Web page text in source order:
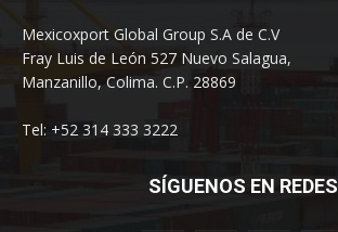
Mexicoxport Global Group S.A de C.V
Fray Luis de León 527 Nuevo Salagua,
Manzanillo, Colima. C.P. 28869
Tel: +52 314 333 3222
SÍGUENOS EN REDES